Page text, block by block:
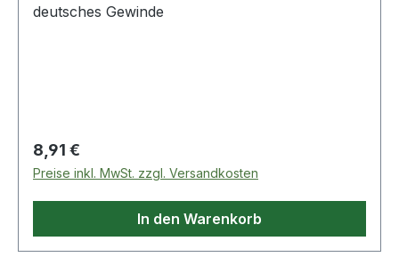
deutsches Gewinde
Regulärer Preis:
8,91 €
Preise inkl. MwSt. zzgl. Versandkosten
In den Warenkorb